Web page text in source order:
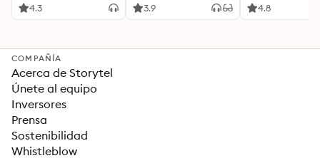
Ideas Revolucionarias
4.3 3.9 4.8
COMPAÑÍA
Acerca de Storytel
Únete al equipo
Inversores
Prensa
Sostenibilidad
Whistleblow